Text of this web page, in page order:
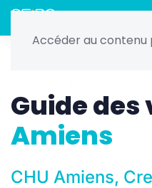
Accéder au contenu
Guide des
Amiens
CHU Amiens,